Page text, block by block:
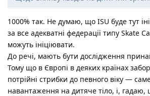
1000% так. Не думаю, що ISU буде тут
за все адекватні федерації типу Skate
можуть ініціювати.
До речі, мають бути дослідження
Тому що в Європі в деяких країнах
потрійні стрибки до певного віку —
навантаження на дитяче тіло, і, гадаю,